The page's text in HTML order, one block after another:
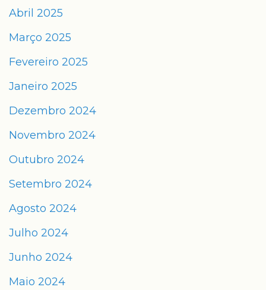
Abril 2025
Março 2025
Fevereiro 2025
Janeiro 2025
Dezembro 2024
Novembro 2024
Outubro 2024
Setembro 2024
Agosto 2024
Julho 2024
Junho 2024
Maio 2024